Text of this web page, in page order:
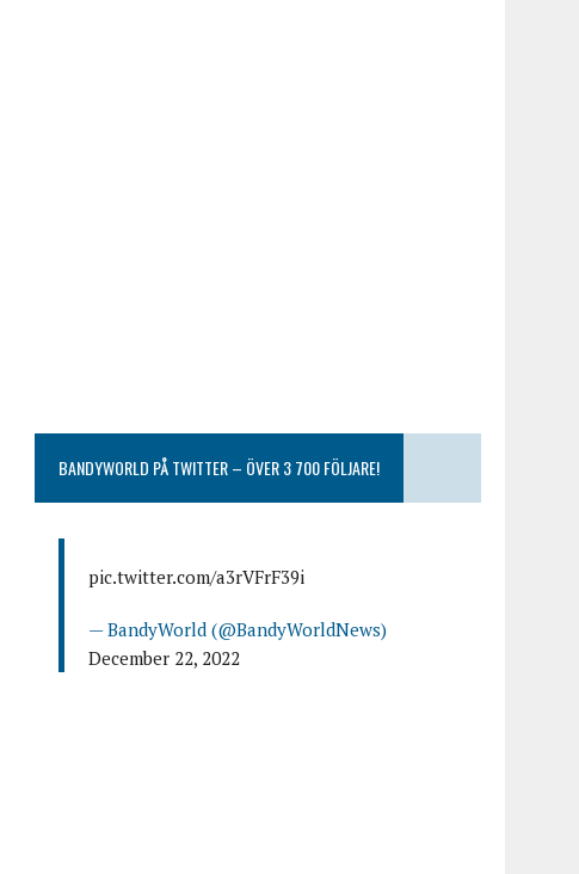
BANDYWORLD PÅ TWITTER – ÖVER 3 700 FÖLJARE!
pic.twitter.com/a3rVFrF39i
— BandyWorld (@BandyWorldNews)
December 22, 2022